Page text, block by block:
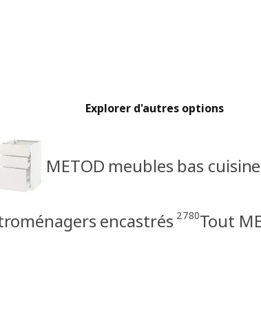
Explorer d'autres options
METOD meubles bas cuisine
encastrés 2780Tout